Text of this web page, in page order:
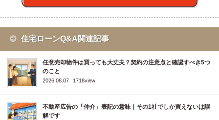
住宅ローンQ&A関連記事
任意売却物件は買っても大丈夫？契約の注意点と確認すべき5つ
のこと
2026.08.07 1718view
不動産広告の「仲介」表記の意味｜その1社でしか買えないは誤
解です